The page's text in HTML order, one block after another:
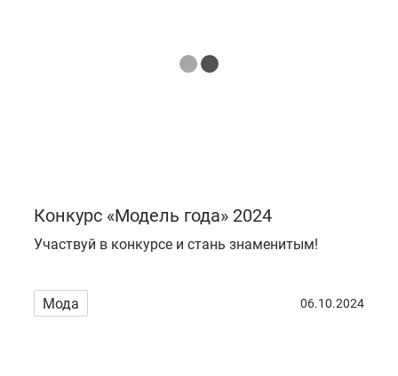
Конкурс «Модель года» 2024
Участвуй в конкурсе и стань знаменитым!
Мода 06.10.2024